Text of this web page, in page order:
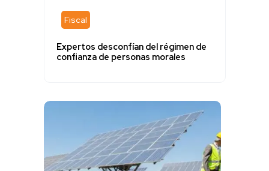
Fiscal
Expertos desconfían del régimen de
confianza de personas morales